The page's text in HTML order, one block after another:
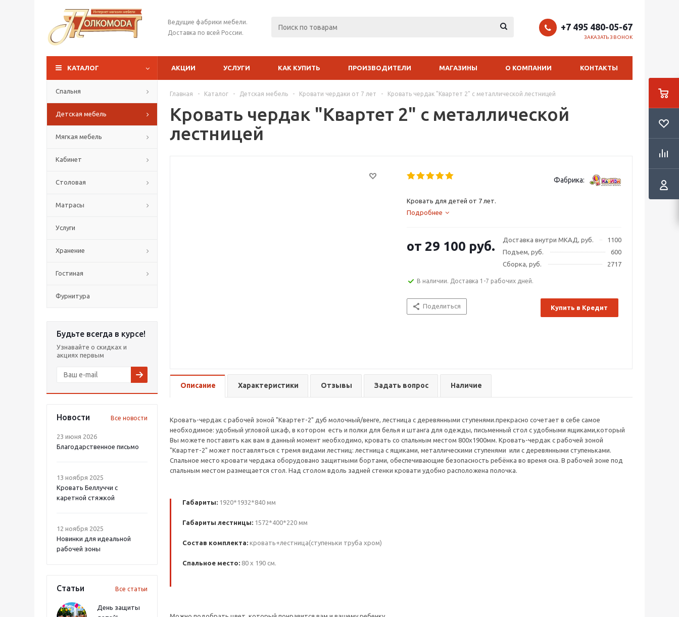
Ведущие фабрики мебели.
Доставка по всей России.
+7 495 480-05-67
ЗАКАЗАТЬ ЗВОНОК
КАТАЛОГ АКЦИИ УСЛУГИ КАК КУПИТЬ ПРОИЗВОДИТЕЛИ МАГАЗИНЫ О КОМПАНИИ КОНТАКТЫ
Спальня
Детская мебель
Мягкая мебель
Кабинет
Столовая
Матрасы
Услуги
Хранение
Гостиная
Фурнитура
Будьте всегда в курсе!
Узнавайте о скидках и
акциях первым
Новости Все новости
23 июня 2026
Благодарственное письмо
13 ноября 2025
Кровать Беллуччи с
каретной стяжкой
12 ноября 2025
Новинки для идеальной
рабочей зоны
Статьи Все статьи
День защиты
Главная - Каталог - Детская мебель - Кровати чердаки от 7 лет - Кровать чердак "Квартет 2" с металлической лестницей
Кровать чердак "Квартет 2" с металлической
лестницей
Фабрика:
Кровать для детей от 7 лет.
Подробнее
Доставка внутри МКАД, руб.
1100
Подъем, руб.
600
Сборка, руб.
2717
от 29 100 руб.
В наличии. Доставка 1-7 рабочих дней.
Поделиться Купить в Кредит
Описание Характеристики Отзывы Задать вопрос Наличие
Кровать-чердак с рабочей зоной "Квартет-2" дуб молочный/венге, лестница с деревянными ступенями.прекрасно сочетает в себе самое
необходимое: удобный угловой шкаф, в котором есть и полки для белья и штанга для одежды, письменный стол с удобными ящиками,который
Вы можете поставить как вам в данный момент необходимо, кровать со спальным местом 800х1900мм. Кровать-чердак с рабочей зоной
"Квартет-2" может поставляться с тремя видами лестниц: лестница с ящиками, металлическими ступенями или с деревянными ступеньками.
Спальное место кровати чердака оборудовано защитными бортами, обеспечивающие безопасность ребёнка во время сна. В рабочей зоне под
спальным местом размещается стол. Над столом вдоль задней стенки кровати удобно расположена полочка.
Габариты: 1920*1932*840 мм
Габариты лестницы: 1572*400*220 мм
Состав комплекта: кровать+лестница(ступеньки труба хром)
Спальное место: 80 х 190 см.